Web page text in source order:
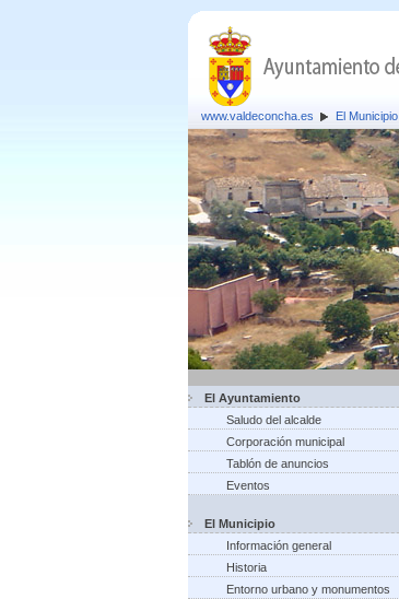
www.valdeconcha.es El Municipio
El Ayuntamiento
Saludo del alcalde
Corporación municipal
Tablón de anuncios
Eventos
El Municipio
Información general
Historia
Entorno urbano y monumentos